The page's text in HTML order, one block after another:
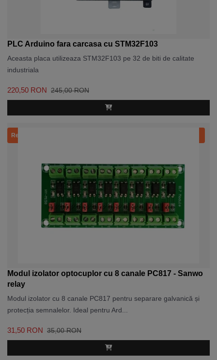
PLC Arduino fara carcasa cu STM32F103
Aceasta placa utilizeaza STM32F103 pe 32 de biti de calitate
industriala
220,50 RON 245,00 RON
Recomandat
Modul izolator optocuplor cu 8 canale PC817 - Sanwo
relay
Modul izolator cu 8 canale PC817 pentru separare galvanică și
protecția semnalelor. Ideal pentru Ard...
31,50 RON 35,00 RON